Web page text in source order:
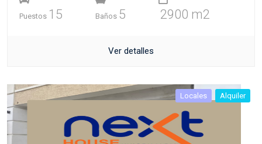
Puestos 15 Baños 5 2900 m2
Ver detalles
Locales Alquiler